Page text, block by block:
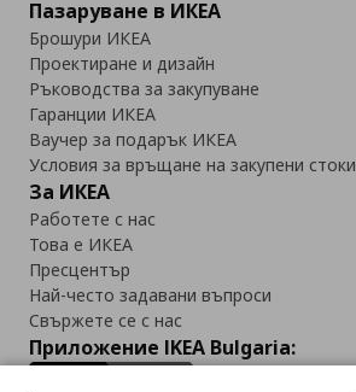
Пазаруване в ИКЕА
Брошури ИКЕА
Проектиране и дизайн
Ръководства за закупуване
Гаранции ИКЕА
Ваучер за подарък ИКЕА
Условия за връщане на закупени стоки
За ИКЕА
Работете с нас
Това е ИКЕА
Пресцентър
Най-често задавани въпроси
Свържете се с нас
Приложение IKEA Bulgaria: